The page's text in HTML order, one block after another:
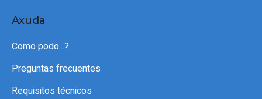
Axuda
Como podo...?
Preguntas frecuentes
Requisitos técnicos